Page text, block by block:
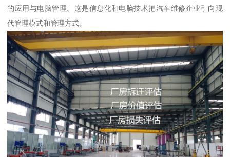
的应用与电脑管理。这是信息化和电脑技术把汽车维修企业引向现
代管理模式和管理方式。